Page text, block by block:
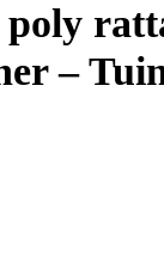
poly
–